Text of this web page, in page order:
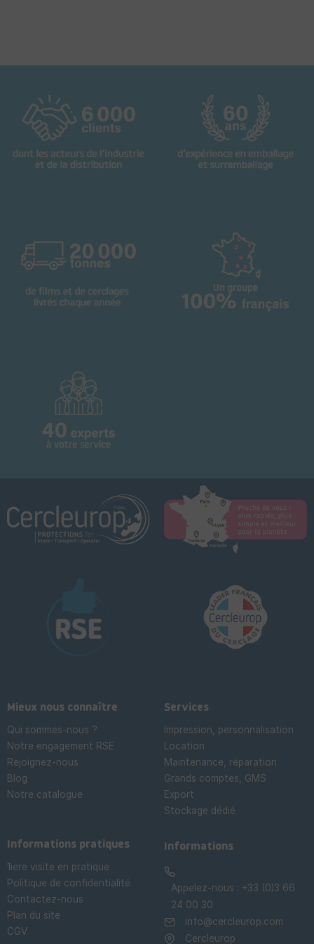
Mieux nous connaître
Qui sommes-nous ?
Notre engagement RSE
Rejoignez-nous
Blog
Notre catalogue
Services
Impression, personnalisation
Location
Maintenance, réparation
Grands comptes, GMS
Export
Stockage dédié
Informations pratiques
1iere visite en pratique
Politique de confidentialité
Contactez-nous
Plan du site
CGV
Informations
Appelez-nous : +33 (0)3 66
24 00 30
info@cercleurop.com
Cercleurop